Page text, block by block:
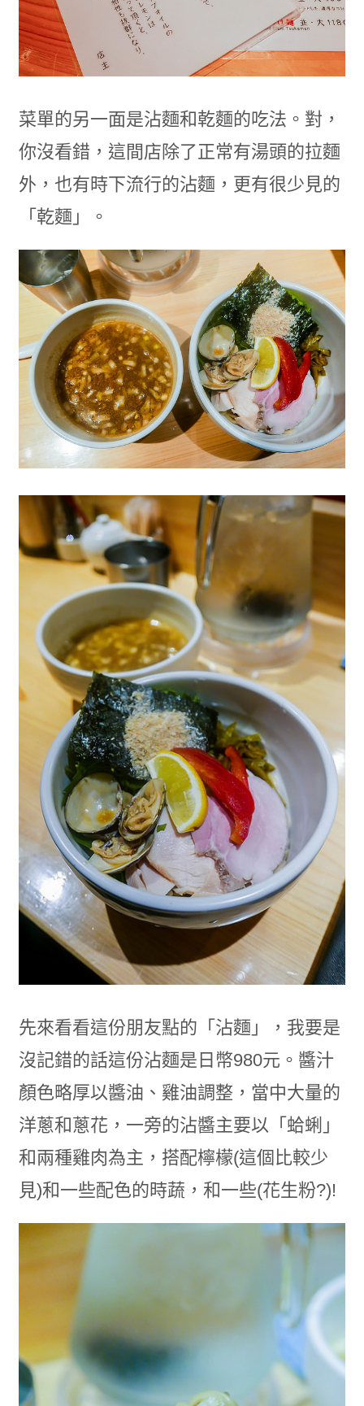
菜單的另一面是沾麵和乾麵的吃法。對，
你沒看錯，這間店除了正常有湯頭的拉麵
外，也有時下流行的沾麵，更有很少見的
「乾麵」。
先來看看這份朋友點的「沾麵」，我要是
沒記錯的話這份沾麵是日幣980元。醬汁
顏色略厚以醬油、雞油調整，當中大量的
洋蔥和蔥花，一旁的沾醬主要以「蛤蜊」
和兩種雞肉為主，搭配檸檬(這個比較少
見)和一些配色的時蔬，和一些(花生粉?)!